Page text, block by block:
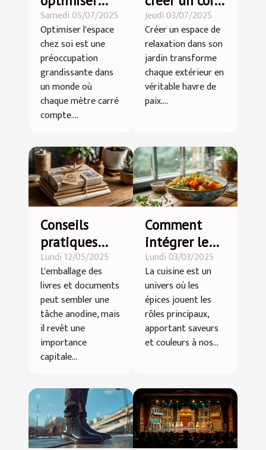
l'espace chez
soi grâce au
débarras
professionnel
?
Samedi 05/07/2025
Optimiser l'espace
chez soi est une
préoccupation
grandissante dans
un monde où
chaque mètre carré
compte....
détente dans
votre jardin ?
Jeudi 03/07/2025
Créer un espace de
relaxation dans son
jardin transforme
chaque extérieur en
véritable havre de
paix....
Conseils
pratiques
pour
emballer vos
livres et
documents
efficacement
Lundi 12/05/2025
L'emballage des
livres et documents
peut sembler une
tâche anodine, mais
il revêt une
importance
capitale...
Comment
intégrer le
curry doux
dans votre
cuisine
quotidienne
Lundi 03/03/2025
La cuisine est un
univers où les
épices jouent les
rôles principaux,
apportant saveurs
et couleurs à nos...